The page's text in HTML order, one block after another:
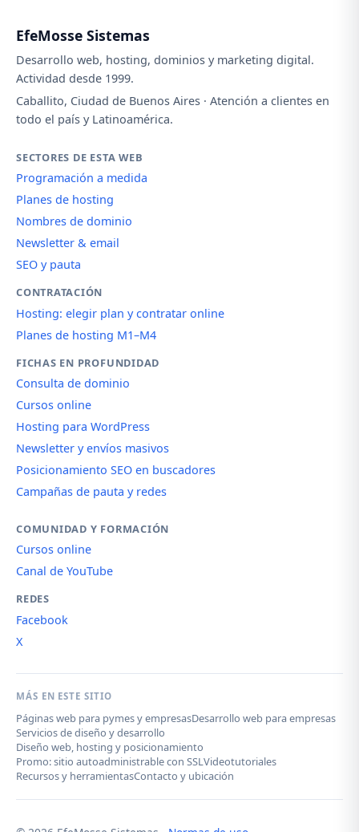
EfeMosse Sistemas
Desarrollo web, hosting, dominios y marketing digital.
Actividad desde 1999.
Caballito, Ciudad de Buenos Aires · Atención a clientes en
todo el país y Latinoamérica.
SECTORES DE ESTA WEB
Programación a medida
Planes de hosting
Nombres de dominio
Newsletter & email
SEO y pauta
CONTRATACIÓN
Hosting: elegir plan y contratar online
Planes de hosting M1–M4
FICHAS EN PROFUNDIDAD
Consulta de dominio
Cursos online
Hosting para WordPress
Newsletter y envíos masivos
Posicionamiento SEO en buscadores
Campañas de pauta y redes
COMUNIDAD Y FORMACIÓN
Cursos online
Canal de YouTube
REDES
Facebook
X
MÁS EN ESTE SITIO
Páginas web para pymes y empresasDesarrollo web para empresas
Servicios de diseño y desarrollo
Diseño web, hosting y posicionamiento
Promo: sitio autoadministrable con SSLVideotutoriales
Recursos y herramientasContacto y ubicación